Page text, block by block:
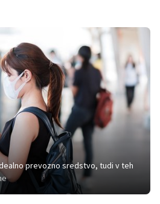
prevozno sredstvo, tudi v teh